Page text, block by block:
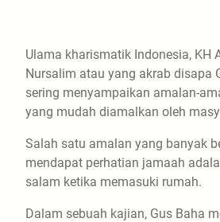
Ulama kharismatik Indonesia, KH
Nursalim atau yang akrab disapa
sering menyampaikan amalan-
yang mudah diamalkan oleh
Salah satu amalan yang banyak
mendapat perhatian jamaah
salam ketika memasuki rumah.
Dalam sebuah kajian, Gus Baha